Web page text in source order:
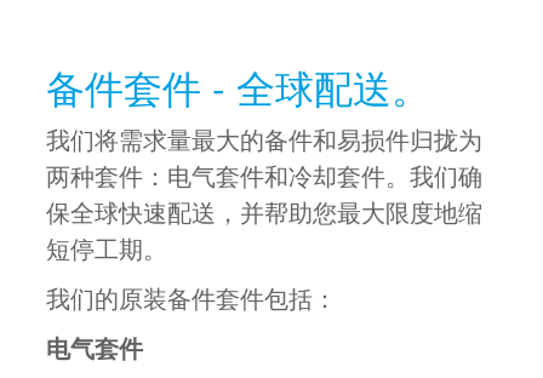
备件套件 - 全球配送。
我们将需求量最大的备件和易损件归拢为
两种套件：电气套件和冷却套件。我们确
保全球快速配送，并帮助您最大限度地缩
短停工期。
我们的原装备件套件包括：
电气套件